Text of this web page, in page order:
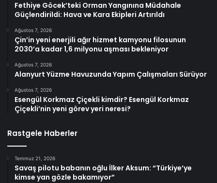
Fethiye Göcek’teki Orman Yangınına Müdahale
Güçlendirildi: Hava ve Kara Ekipleri Artırıldı
Ağustos 7, 2026
Çin’in yeni enerjili ağır hizmet kamyonu filosunun
2030’a kadar 1,6 milyonu aşması bekleniyor
Ağustos 7, 2026
Alanyurt Yüzme Havuzunda Yapım Çalışmaları Sürüyor
Ağustos 7, 2026
Esengül Korkmaz Çiçekli kimdir? Esengül Korkmaz
Çiçekli’nin yeni görev yeri neresi?
Rastgele Haberler
Temmuz 21, 2026
Savaş pilotu babanın oğlu İlker Aksum: “Türkiye’ye
kimse yan gözle bakamıyor”